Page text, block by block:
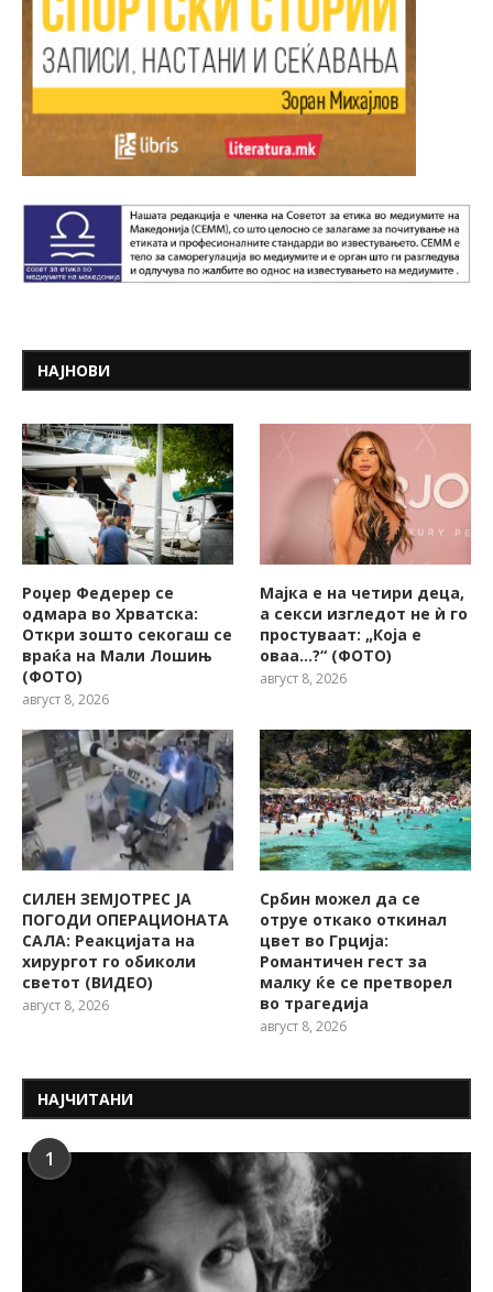
НАЈНОВИ
Роџер Федерер се
одмара во Хрватска:
Откри зошто секогаш се
враќа на Мали Лошињ
(ФОТО)
август 8, 2026
Мајка е на четири деца,
а секси изгледот не ѝ го
простуваат: „Која е
оваа…?“ (ФОТО)
август 8, 2026
СИЛЕН ЗЕМЈОТРЕС ЈА
ПОГОДИ ОПЕРАЦИОНАТА
САЛА: Реакцијата на
хирургот го обиколи
светот (ВИДЕО)
август 8, 2026
Србин можел да се
отруе откако откинал
цвет во Грција:
Романтичен гест за
малку ќе се претворел
во трагедија
август 8, 2026
НАЈЧИТАНИ
1